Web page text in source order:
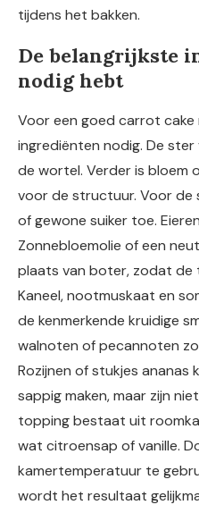
tijdens het bakken.
De belangrijkste
nodig hebt
Voor een goed carrot
ingrediënten nodig. De
de wortel. Verder is bloem
voor de structuur. Voor de
of gewone suiker toe.
Zonnebloemolie of een
plaats van boter, zodat
Kaneel, nootmuskaat en
de kenmerkende kruidige
walnoten of pecannoten
Rozijnen of stukjes ananas
sappig maken, maar zijn
topping bestaat uit
wat citroensap of vanille.
kamertemperatuur te
wordt het resultaat